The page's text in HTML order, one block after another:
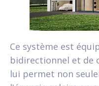
Ce système est
bidirectionnel et de
lui permet non